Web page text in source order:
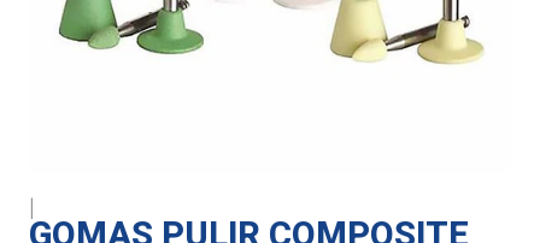
GOMAS PULIR COMPOSITE